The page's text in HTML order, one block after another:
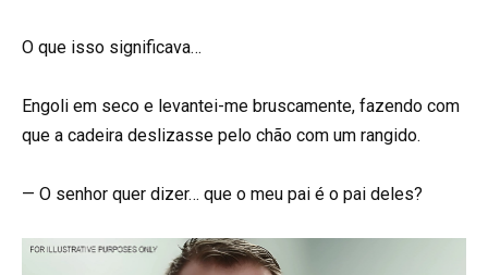
O que isso significava…
Engoli em seco e levantei-me bruscamente, fazendo com
que a cadeira deslizasse pelo chão com um rangido.
— O senhor quer dizer… que o meu pai é o pai deles?